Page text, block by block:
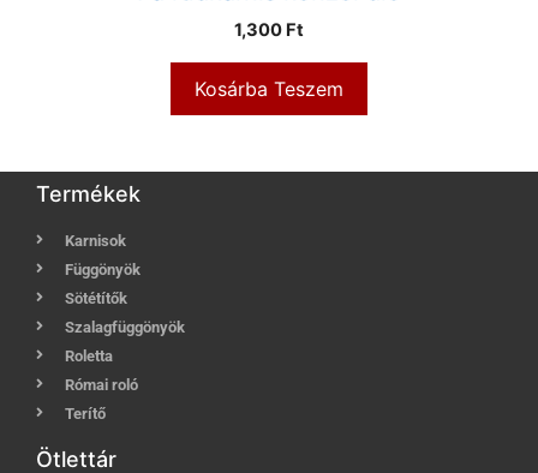
1,300 Ft
Kosárba Teszem
Termékek
Karnisok
Függönyök
Sötétítők
Szalagfüggönyök
Roletta
Római roló
Terítő
Ötlettár